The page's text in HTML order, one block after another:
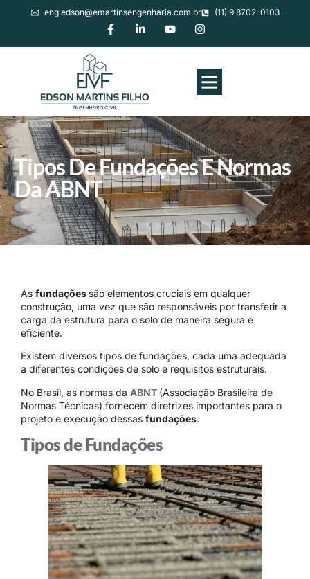
eng.edson@emartinsengenharia.com.br (11) 9 8702-0103
Tipos De Fundações E Normas
Da ABNT
As fundações são elementos cruciais em qualquer
construção, uma vez que são responsáveis por transferir a
carga da estrutura para o solo de maneira segura e
eficiente.
Existem diversos tipos de fundações, cada uma adequada
a diferentes condições de solo e requisitos estruturais.
No Brasil, as normas da ABNT (Associação Brasileira de
Normas Técnicas) fornecem diretrizes importantes para o
projeto e execução dessas fundações.
Tipos de Fundações